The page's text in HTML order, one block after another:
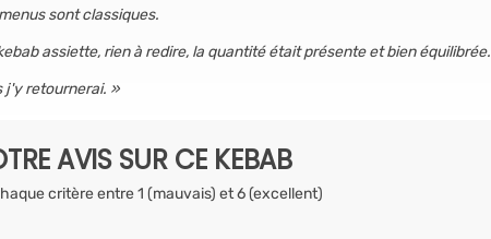
sont classiques.
assiette, rien à redire, la quantité était présente et bien équilibrée.
j'y retournerai.
AVIS SUR CE KEBAB
critère entre 1 (mauvais) et 6 (excellent)